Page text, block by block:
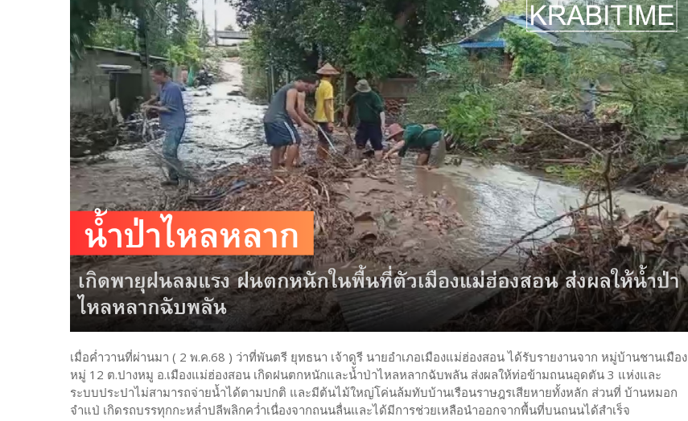
เมื่อค่ำวานที่ผ่านมา ( 2 พ.ค.68 ) ว่าที่พันตรี ยุทธนา เจ้าดูรี นายอำเภอเมืองแม่ฮ่องสอน ได้รับรายงานจาก หมู่บ้านชานเมือง
หมู่ 12 ต.ปางหมู อ.เมืองแม่ฮ่องสอน เกิดฝนตกหนักและน้ำป่าไหลหลากฉับพลัน ส่งผลให้ท่อข้ามถนนอุดตัน 3 แห่งและ
ระบบประปาไม่สามารถจ่ายน้ำได้ตามปกติ และมีต้นไม้ใหญ่โค่นล้มทับบ้านเรือนราษฎรเสียหายทั้งหลัก ส่วนที่ บ้านหมอก
จำแป่ เกิดรถบรรทุกกะหล่ำปลีพลิกคว่ำเนื่องจากถนนลื่นและได้มีการช่วยเหลือนำออกจากพื้นที่บนถนนได้สำเร็จ